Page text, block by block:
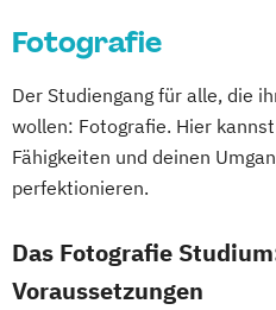
Creation (EN)
Fotografie
Der Studiengang für alle, die
wollen: Fotografie. Hier
Fähigkeiten und deinen
perfektionieren.
Das Fotografie
Voraussetzungen